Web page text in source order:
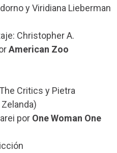
y Viridiana Lieberman
Christopher A.
American Zoo
Critics y Pietra
por One Woman One